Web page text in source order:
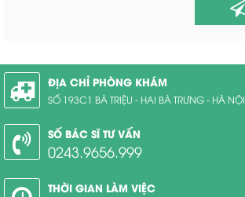
ĐỊA CHỈ PHÒNG KHÁM
SỐ 193C1 BÀ TRIỆU - HAI BÀ TRƯNG - HÀ NỘI
SỐ BÁC SĨ TƯ VẤN
0243.9656.999
THỜI GIAN LÀM VIỆC